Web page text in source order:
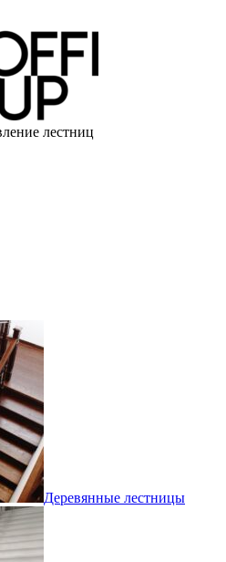
лестниц
Деревянные лестницы